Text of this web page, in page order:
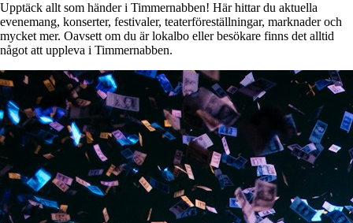
Upptäck allt som händer i Timmernabben! Här hittar du aktuella
evenemang, konserter, festivaler, teaterföreställningar, marknader och
mycket mer. Oavsett om du är lokalbo eller besökare finns det alltid
något att uppleva i Timmernabben.